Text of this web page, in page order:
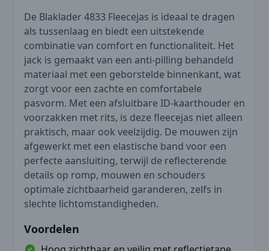
De Blaklader 4833 Fleecejas is ideaal te dragen
als tussenlaag en biedt een uitstekende
combinatie van comfort en functionaliteit. Het
jack is gemaakt van een anti-pilling behandeld
materiaal met een geborstelde binnenkant, wat
zorgt voor een zachte en comfortabele
pasvorm. Met een afsluitbare ID-kaarthouder en
voorzakken met rits, is deze fleecejas niet alleen
praktisch, maar ook veelzijdig. De mouwen zijn
afgewerkt met een elastische band voor een
perfecte aansluiting, terwijl de reflecterende
details op romp, mouwen en schouders
optimale zichtbaarheid garanderen, zelfs in
slechte lichtomstandigheden.
Voordelen